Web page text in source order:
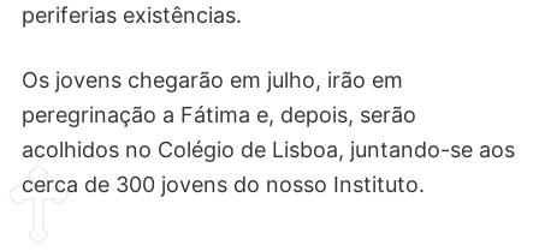
periferias existências.
Os jovens chegarão em julho, irão em
peregrinação a Fátima e, depois, serão
acolhidos no Colégio de Lisboa, juntando-se aos
cerca de 300 jovens do nosso Instituto.